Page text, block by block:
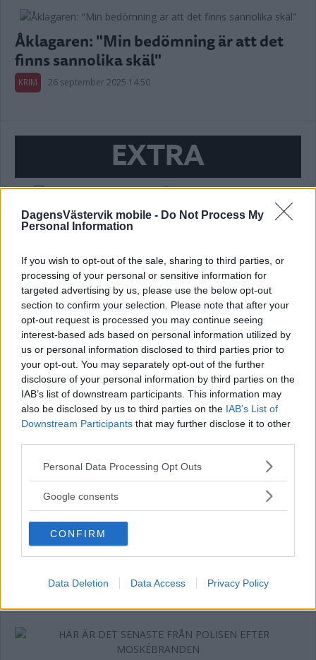
DagensVästervik mobile - Do Not Process My
Personal Information
If you wish to opt-out of the sale, sharing to third parties, or
processing of your personal or sensitive information for
targeted advertising by us, please use the below opt-out
section to confirm your selection. Please note that after your
opt-out request is processed you may continue seeing
interest-based ads based on personal information utilized by
us or personal information disclosed to third parties prior to
your opt-out. You may separately opt-out of the further
disclosure of your personal information by third parties on the
IAB’s list of downstream participants. This information may
also be disclosed by us to third parties on the IAB’s List of
Downstream Participants that may further disclose it to other
Please note that this website/app uses one or more Google
not limited to your visit or usage behaviour. You may click to
use your data for below specified purposes in below Google
consent section.
Personal Data Processing Opt Outs
Google consents
CONFIRM
Data Deletion Data Access Privacy Policy
Åklagaren: "Min bedömning är att det
finns sannolika skäl"
KRIM 26 september 2025 14.50
EXTRA
EN GRIPEN EFTER MOSKÉBRANDEN I
HULTSFRED
KRIM 26 september 2025 11.04
Annons:
Politisk annons
Avsändare: Socialdemokraterna i Västervik
Läs mer här
EXTRA
Polis bevakar platsen efter
moskébranden – här är senaste nytt
24 september 2025 09.27